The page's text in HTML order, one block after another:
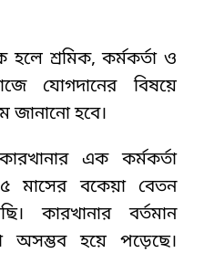
হলে শ্রমিক, কর্মকর্তা ও
যোগদানের বিষয়ে
জানানো হবে।
এক কর্মকর্তা
মাসের বকেয়া বেতন
কারখানার বর্তমান
অসম্ভব হয়ে পড়েছে।